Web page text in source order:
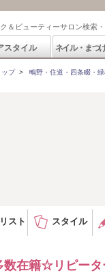
＆ビューティーサロン検索
スタイル ネイル・まつ
ップ> 鴫野・住道・四条畷・
スト スタイル
数在籍☆リピー